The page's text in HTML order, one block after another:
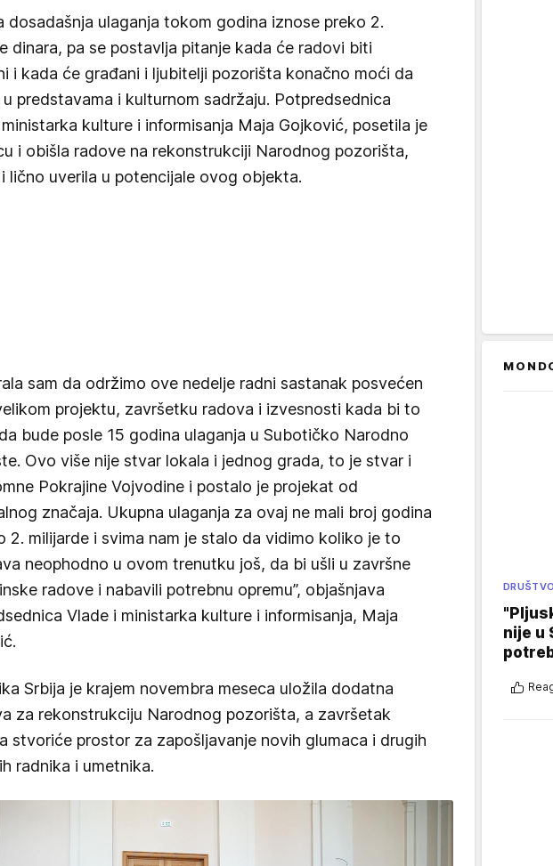
dosadašnja ulaganja tokom godina iznose preko 2.
dinara, pa se postavlja pitanje kada će radovi biti
i kada će građani i ljubitelji pozorišta konačno moći da
u predstavama i kulturnom sadržaju. Potpredsednica
kulture i informisanja Maja Gojković, posetila je
i obišla radove na rekonstrukciji Narodnog pozorišta,
lično uverila u potencijale ovog objekta.
sam da održimo ove nedelje radni sastanak posvećen
projektu, završetku radova i izvesnosti kada bi to
bude posle 15 godina ulaganja u Subotičko Narodno
Ovo više nije stvar lokala i jednog grada, to je stvar i
Pokrajine Vojvodine i postalo je projekat od
značaja. Ukupna ulaganja za ovaj ne mali broj godina
2. milijarde i svima nam je stalo da vidimo koliko je to
neophodno u ovom trenutku još, da bi ušli u završne
radove i nabavili potrebnu opremu”, objašnjava
Vlade i ministarka kulture i informisanja, Maja
Srbija je krajem novembra meseca uložila dodatna
za rekonstrukciju Narodnog pozorišta, a završetak
stvoriće prostor za zapošljavanje novih glumaca i drugih
radnika i umetnika.
DRUŠTVO
nije u